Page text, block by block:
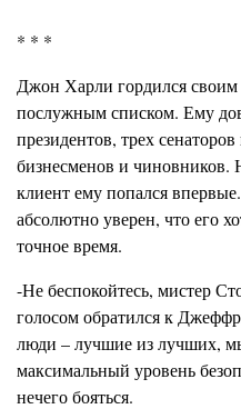
* * *
Джон Харли гордился
послужным списком. Ему
президентов, трех
бизнесменов и чиновников.
клиент ему попался
абсолютно уверен, что его
точное время.
-Не беспокойтесь, мистер
голосом обратился к
люди – лучшие из лучших,
максимальный уровень
нечего бояться.